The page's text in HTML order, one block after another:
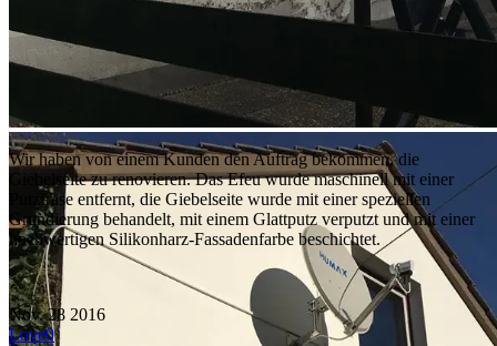
Wir haben von einem Kunden den Auftrag bekommen, die
Giebelseite zu renovieren. Das Efeu wurde maschinell mit einer
Putzfräse entfernt, die Giebelseite wurde mit einer speziellen
Grundierung behandelt, mit einem Glattputz verputzt und mit einer
hochwertigen Silikonharz-Fassadenfarbe beschichtet.
Nov. 28 2016
Love0